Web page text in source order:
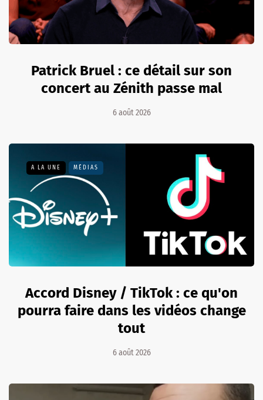
Patrick Bruel : ce détail sur son
concert au Zénith passe mal
6 août 2026
A LA UNE MÉDIAS
Accord Disney / TikTok : ce qu'on
pourra faire dans les vidéos change
tout
6 août 2026